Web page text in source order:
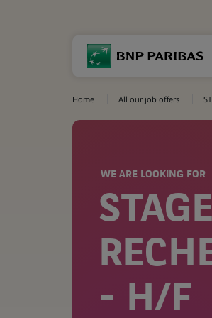
Home All our job offers
WE ARE LOOKING FOR
- H/F